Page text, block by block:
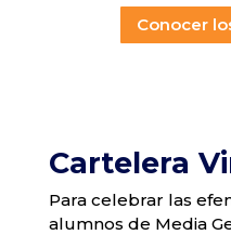
Conocer
Cartelera
Para celebrar las
alumnos de Media